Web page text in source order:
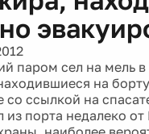
паром сел на мель в
на
со ссылкой на
порта недалеко